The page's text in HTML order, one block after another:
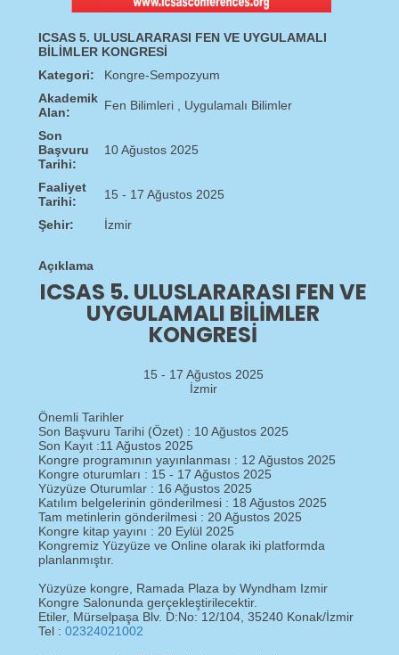
ICSAS 5. ULUSLARARASI FEN VE UYGULAMALI
BİLİMLER KONGRESİ
Kategori:
Kongre-Sempozyum
Akademik
Alan:
Fen Bilimleri , Uygulamalı Bilimler
Son
Başvuru
Tarihi:
10 Ağustos 2025
Faaliyet
Tarihi:
15 - 17 Ağustos 2025
Şehir: İzmir
Açıklama
ICSAS 5. ULUSLARARASI FEN VE
UYGULAMALI BILIMLER
KONGRESI
15 - 17 Ağustos 2025
İzmir
Önemli Tarihler
Son Başvuru Tarihi (Özet) : 10 Ağustos 2025
Son Kayıt :11 Ağustos 2025
Kongre programının yayınlanması : 12 Ağustos 2025
Kongre oturumları : 15 - 17 Ağustos 2025
Yüzyüze Oturumlar : 16 Ağustos 2025
Katılım belgelerinin gönderilmesi : 18 Ağustos 2025
Tam metinlerin gönderilmesi : 20 Ağustos 2025
Kongre kitap yayını : 20 Eylül 2025
Kongremiz Yüzyüze ve Online olarak iki platformda
planlanmıştır.
Yüzyüze kongre, Ramada Plaza by Wyndham Izmir
Kongre Salonunda gerçekleştirilecektir.
Etiler, Mürselpaşa Blv. D:No: 12/104, 35240 Konak/İzmir
Tel : 02324021002​